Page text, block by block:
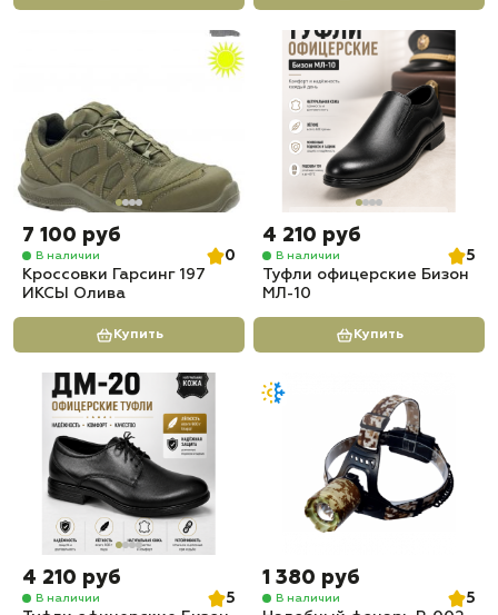
7 100 руб
В наличии
0
Кроссовки Гарсинг 197
ИКСЫ Олива
Купить
4 210 руб
В наличии
5
Туфли офицерские Бизон
МЛ-10
Купить
4 210 руб
В наличии
5
1 380 руб
В наличии
5